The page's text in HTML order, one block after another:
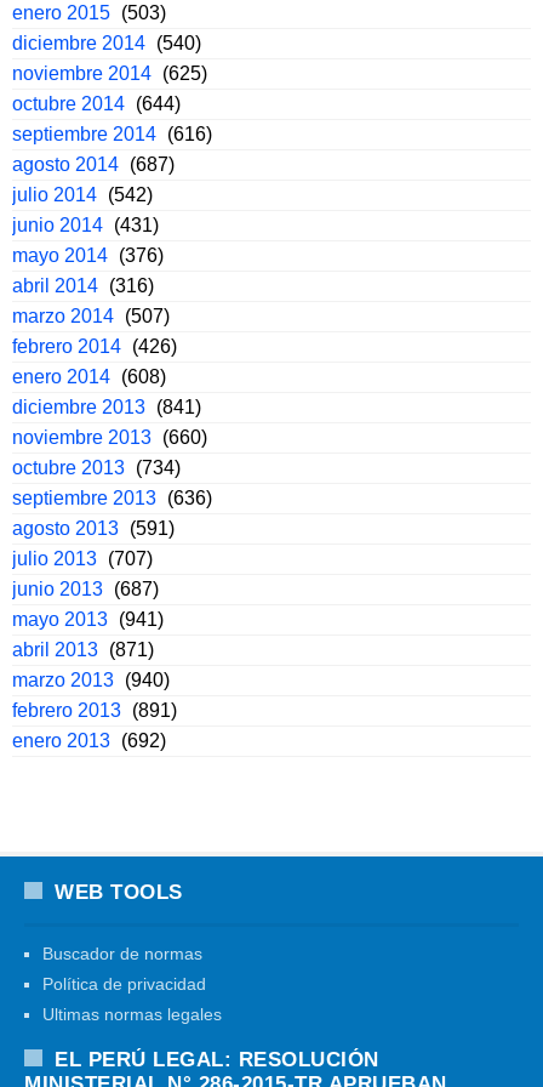
enero 2015 (503)
diciembre 2014 (540)
noviembre 2014 (625)
octubre 2014 (644)
septiembre 2014 (616)
agosto 2014 (687)
julio 2014 (542)
junio 2014 (431)
mayo 2014 (376)
abril 2014 (316)
marzo 2014 (507)
febrero 2014 (426)
enero 2014 (608)
diciembre 2013 (841)
noviembre 2013 (660)
octubre 2013 (734)
septiembre 2013 (636)
agosto 2013 (591)
julio 2013 (707)
junio 2013 (687)
mayo 2013 (941)
abril 2013 (871)
marzo 2013 (940)
febrero 2013 (891)
enero 2013 (692)
WEB TOOLS
Buscador de normas
Política de privacidad
Ultimas normas legales
EL PERÚ LEGAL: RESOLUCIÓN